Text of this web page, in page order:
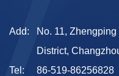
Add:
No. 11,
District,
Tel:
86-519-86256828